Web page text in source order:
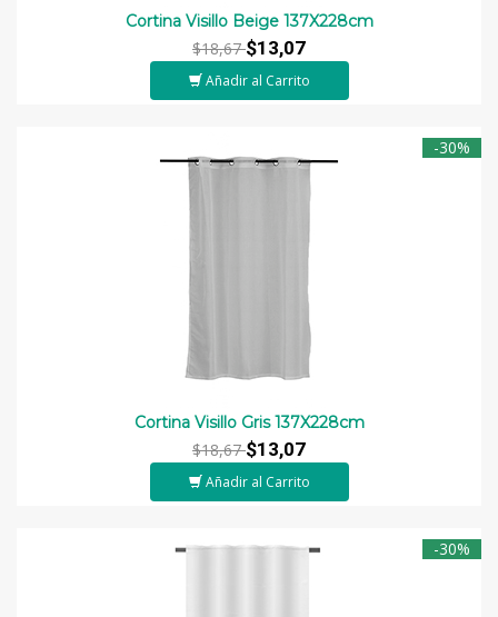
Cortina Visillo Beige 137X228cm
$18,67$13,07
Añadir al Carrito
-30%
Cortina Visillo Gris 137X228cm
$18,67$13,07
Añadir al Carrito
-30%